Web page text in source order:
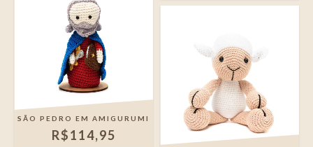
SÃO PEDRO EM AMIGURUMI
R$114,95